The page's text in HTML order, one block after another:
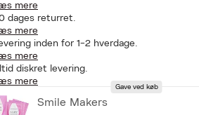
mere
dages returret.
mere
inden for 1-2 hverdage.
mere
diskret levering.
mere
Gave ved køb
Smile Makers